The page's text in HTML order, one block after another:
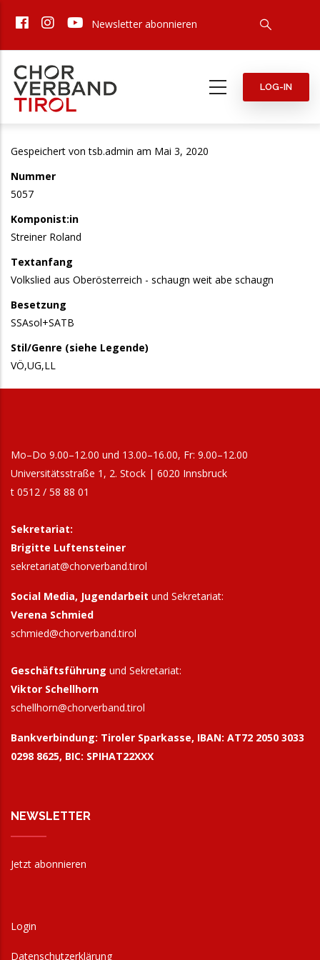
zum
Newsletter abonnieren
LOG-IN
Gespeichert vontsb.admin am Mai 3, 2020
Nummer
5057
Komponist:in
Streiner Roland
Textanfang
Volkslied aus Oberösterreich - schaugn weit abe schaugn
Besetzung
SSAsol+SATB
Stil/Genre (siehe Legende)
VÖ,UG,LL
Mo–Do 9.00–12.00 und 13.00–16.00, Fr: 9.00–12.00
Universitätsstraße 1, 2. Stock | 6020 Innsbruck
t 0512 / 58 88 01
Sekretariat:
Brigitte Luftensteiner
sekretariat@chorverband.tirol
Social Media, Jugendarbeit und Sekretariat:
Verena Schmied
schmied@chorverband.tirol
Geschäftsführung und Sekretariat:
Viktor Schellhorn
schellhorn@chorverband.tirol
Bankverbindung: Tiroler Sparkasse, IBAN: AT72 2050 3033
0298 8625, BIC: SPIHAT22XXX
NEWSLETTER
Jetzt abonnieren
Login
Datenschutzerklärung